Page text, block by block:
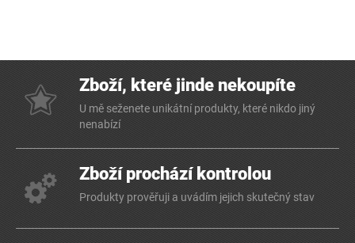
Zboží, které jinde nekoupíte
U mě seženete unikátní produkty, které nikdo jiný
nenabízí
Zboží prochází kontrolou
Produkty prověřuji a uvádím jejich skutečný stav